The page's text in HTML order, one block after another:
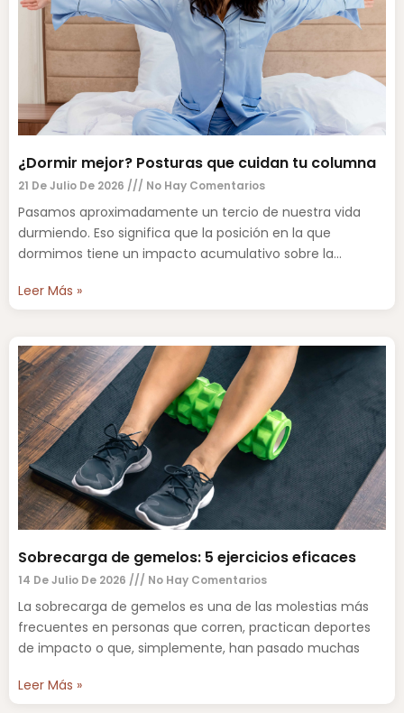
¿Dormir mejor? Posturas que cuidan tu columna
21 De Julio De 2026 No Hay Comentarios
Pasamos aproximadamente un tercio de nuestra vida
durmiendo. Eso significa que la posición en la que
dormimos tiene un impacto acumulativo sobre la
Leer Más »
Sobrecarga de gemelos: 5 ejercicios eficaces
14 De Julio De 2026 No Hay Comentarios
La sobrecarga de gemelos es una de las molestias más
frecuentes en personas que corren, practican deportes
de impacto o que, simplemente, han pasado muchas
Leer Más »